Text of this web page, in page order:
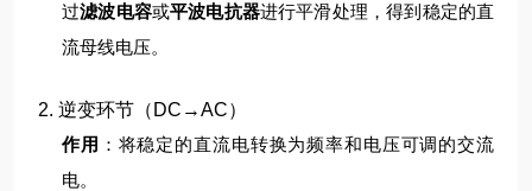
过滤波电容或平波电抗器进行平滑处理，得到稳定的直
流母线电压。
2. 逆变环节（DC→AC）
作用 ：将稳定的直流电转换为频率和电压可调的交流
电。